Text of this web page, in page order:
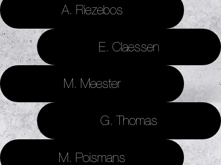
A. Riezebos
E. Claessen
M. Meester
G. Thomas
M. Poismans